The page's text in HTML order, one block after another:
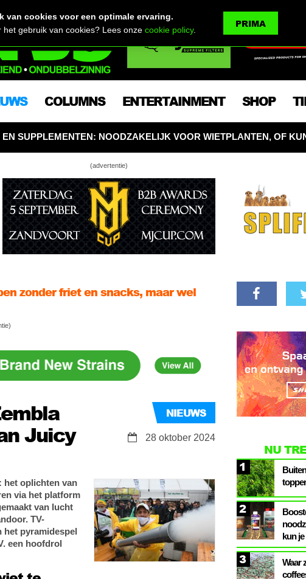
COLUMNS ENTERTAINMENT SHOP
VOOR WIETPLANTEN, OF KUN JE OOK ZONDER?
(advertentie)
op om mee te strijden voor legale
een van grootste wietmarkten in VS te
op om mee te strijden voor legale
van grootste wietmarkten in VS te
Juicy
NIEUWS
28 oktober 2024
het oplichten van
via het platform
van lucht
TV-
het pyramidespel
een hoofdrol
NU
1
2
kun
3
Waar
van cookies voor een optimale ervaring.
het gebruik van cookies? Lees onzecookie policy.
PRIMA